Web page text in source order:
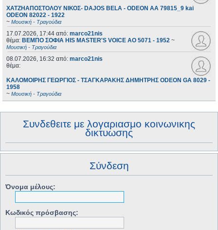
ΧΑΤΖΗΑΠΟΣΤΟΛΟΥ ΝΙΚΟΣ- DAJOS BELA - ODEON AA 79815_9 kai
ODEON 82022 - 1922
~ Μουσική - Τραγούδια
17.07.2026, 17:44 από: marco21nis
θέμα: ΒΕΜΠΟ ΣΟΦΙΑ HIS MASTER'S VOICE AO 5071 - 1952 ~
Μουσική - Τραγούδια
08.07.2026, 16:32 από: marco21nis
θέμα:
ΚΑΛΟΜΟΙΡΗΣ ΓΕΩΡΓΙΟΣ - ΤΣΑΓΚΑΡΑΚΗΣ ΔΗΜΗΤΡΗΣ ODEON GA 8029 -
1958
~ Μουσική - Τραγούδια
Συνδεθειτε με λογαριασμο κοινωνικης
δικτυωσης
Σύνδεση
Όνομα μέλους:
Κωδικός πρόσβασης: